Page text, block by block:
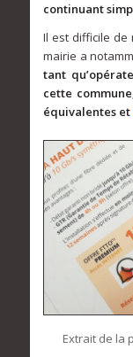
continuant
Il est difficile de
mairie a
tant
cette
équivalentes et
Extrait de la